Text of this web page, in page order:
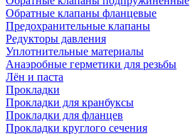
Обратные клапаны фланцевые
Предохранительные клапаны
Редукторы давления
Уплотнительные материалы
Анаэробные герметики для резьбы
Лён и паста
Прокладки
Прокладки для кранбуксы
Прокладки для фланцев
Прокладки круглого сечения